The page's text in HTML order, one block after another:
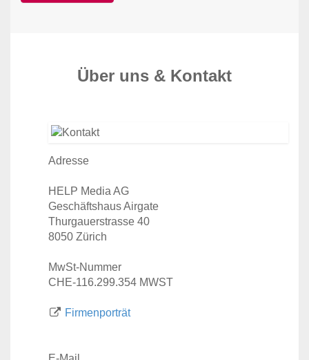
Über uns & Kontakt
Adresse
HELP Media AG
Geschäftshaus Airgate
Thurgauerstrasse 40
8050 Zürich
MwSt-Nummer
CHE-116.299.354 MWST
Firmenporträt